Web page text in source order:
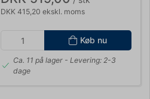
DKK 415,20 ekskl. moms
Køb nu
Ca. 11 på lager- Levering: 2-3
dage